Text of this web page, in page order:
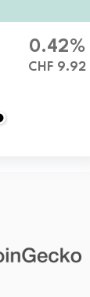
0.42%
CHF 9.92